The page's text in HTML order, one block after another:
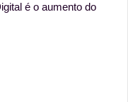
é o aumento do